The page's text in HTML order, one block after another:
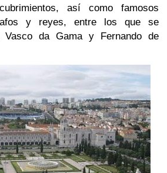
así como famosos
y reyes, entre los que se
Vasco da Gama y Fernando de